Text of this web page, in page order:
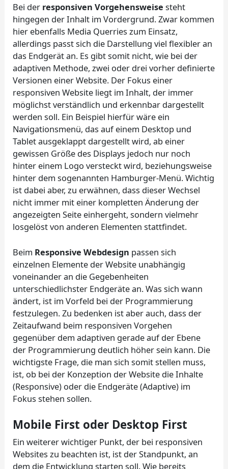
Bei der responsiven Vorgehensweisesteht
hingegen der Inhalt im Vordergrund. Zwar kommen
hier ebenfalls Media Querries zum Einsatz,
allerdings passt sich die Darstellung viel flexibler an
das Endgerät an. Es gibt somit nicht, wie bei der
adaptiven Methode, zwei oder drei vorher definierte
Versionen einer Website. Der Fokus einer
responsiven Website liegt im Inhalt, der immer
möglichst verständlich und erkennbar dargestellt
werden soll. Ein Beispiel hierfür wäre ein
Navigationsmenü, das auf einem Desktop und
Tablet ausgeklappt dargestellt wird, ab einer
gewissen Größe des Displays jedoch nur noch
hinter einem Logo versteckt wird, beziehungsweise
hinter dem sogenannten Hamburger-Menü. Wichtig
ist dabei aber, zu erwähnen, dass dieser Wechsel
nicht immer mit einer kompletten Änderung der
angezeigten Seite einhergeht, sondern vielmehr
losgelöst von anderen Elementen stattfindet.
Beim Responsive Webdesign passen sich
einzelnen Elemente der Website unabhängig
voneinander an die Gegebenheiten
unterschiedlichster Endgeräte an. Was sich wann
ändert, ist im Vorfeld bei der Programmierung
festzulegen. Zu bedenken ist aber auch, dass der
Zeitaufwand beim responsiven Vorgehen
gegenüber dem adaptiven gerade auf der Ebene
der Programmierung deutlich höher sein kann. Die
wichtigste Frage, die man sich somit stellen muss,
ist, ob bei der Konzeption der Website die Inhalte
(Responsive) oder die Endgeräte (Adaptive) im
Fokus stehen sollen.
Mobile First oder Desktop First
Ein weiterer wichtiger Punkt, der bei responsiven
Websites zu beachten ist, ist der Standpunkt, an
dem die Entwicklung starten soll. Wie bereits